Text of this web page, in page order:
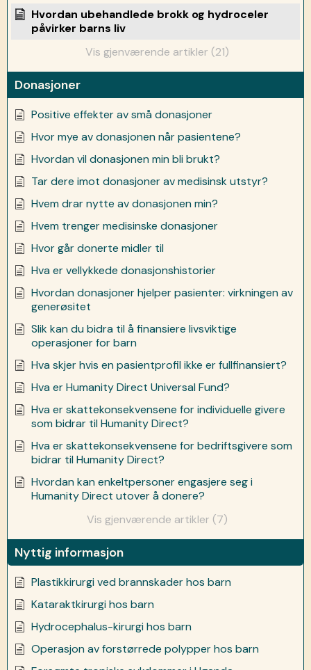
Hvordan ubehandlede brokk og hydroceler
påvirker barns liv
Vis gjenværende artikler (21)
Donasjoner
Positive effekter av små donasjoner
Hvor mye av donasjonen når pasientene?
Hvordan vil donasjonen min bli brukt?
Tar dere imot donasjoner av medisinsk utstyr?
Hvem drar nytte av donasjonen min?
Hvem trenger medisinske donasjoner
Hvor går donerte midler til
Hva er vellykkede donasjonshistorier
Hvordan donasjoner hjelper pasienter: virkningen av
generøsitet
Slik kan du bidra til å finansiere livsviktige
operasjoner for barn
Hva skjer hvis en pasientprofil ikke er fullfinansiert?
Hva er Humanity Direct Universal Fund?
Hva er skattekonsekvensene for individuelle givere
som bidrar til Humanity Direct?
Hva er skattekonsekvensene for bedriftsgivere som
bidrar til Humanity Direct?
Hvordan kan enkeltpersoner engasjere seg i
Humanity Direct utover å donere?
Vis gjenværende artikler (7)
Nyttig informasjon
Plastikkirurgi ved brannskader hos barn
Kataraktkirurgi hos barn
Hydrocephalus-kirurgi hos barn
Operasjon av forstørrede polypper hos barn